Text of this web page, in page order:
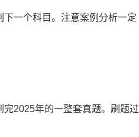
下一个科目。注意案例分析一定
2025年的一整套真题。刷题过